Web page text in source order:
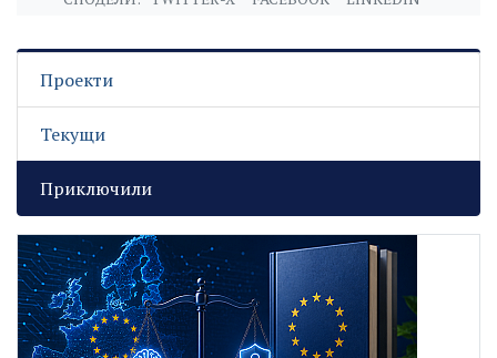
Проекти
Текущи
Приключили